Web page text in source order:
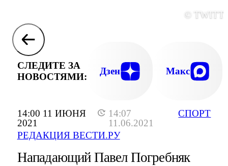
14:00 11 ИЮНЯ
2021
14:07
11.06.2021
РЕДАКЦИЯ ВЕСТИ.РУ
СПОРТ
©
СЛЕДИТЕ ЗА
НОВОСТЯМИ:
Дзен Макс
Нападающий Павел Погребняк